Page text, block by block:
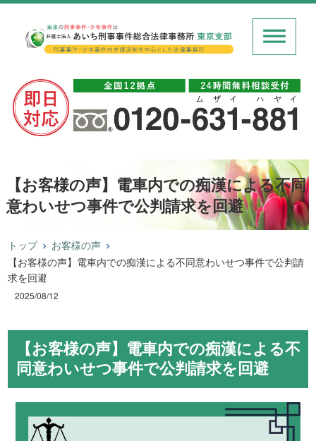
【お客様の声】電車内での痴漢による不同
意わいせつ事件で公判請求を回避
トップ
お客様の声
【お客様の声】電車内での痴漢による不同意わいせつ事件で公判請
求を回避
2025/08/12
【お客様の声】電車内での痴漢による不
同意わいせつ事件で公判請求を回避